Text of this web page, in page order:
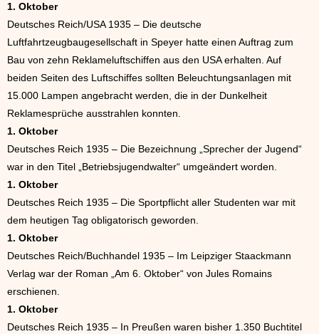
1. Oktober
Deutsches Reich/USA 1935 – Die deutsche
Luftfahrtzeugbaugesellschaft in Speyer hatte einen Auftrag zum
Bau von zehn Reklameluftschiffen aus den USA erhalten. Auf
beiden Seiten des Luftschiffes sollten Beleuchtungsanlagen mit
15.000 Lampen angebracht werden, die in der Dunkelheit
Reklamesprüche ausstrahlen konnten.
1. Oktober
Deutsches Reich 1935 – Die Bezeichnung „Sprecher der Jugend“
war in den Titel „Betriebsjugendwalter“ umgeändert worden.
1. Oktober
Deutsches Reich 1935 – Die Sportpflicht aller Studenten war mit
dem heutigen Tag obligatorisch geworden.
1. Oktober
Deutsches Reich/Buchhandel 1935 – Im Leipziger Staackmann
Verlag war der Roman „Am 6. Oktober“ von Jules Romains
erschienen.
1. Oktober
Deutsches Reich 1935 – In Preußen waren bisher 1.350 Buchtitel